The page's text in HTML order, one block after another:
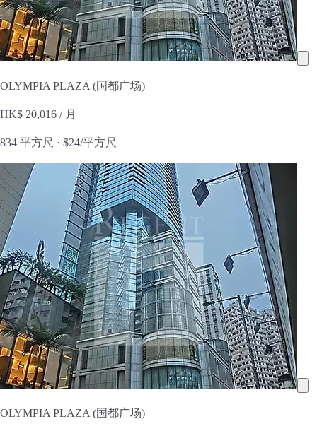
OLYMPIA PLAZA (国都广场)
HK$ 20,016 / 月
834 平方尺 · $24/平方尺
OLYMPIA PLAZA (国都广场)